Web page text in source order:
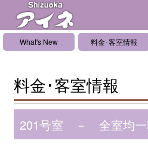
What's New 料金･客室情報
料金･客室情報
201号室 － 全室均一